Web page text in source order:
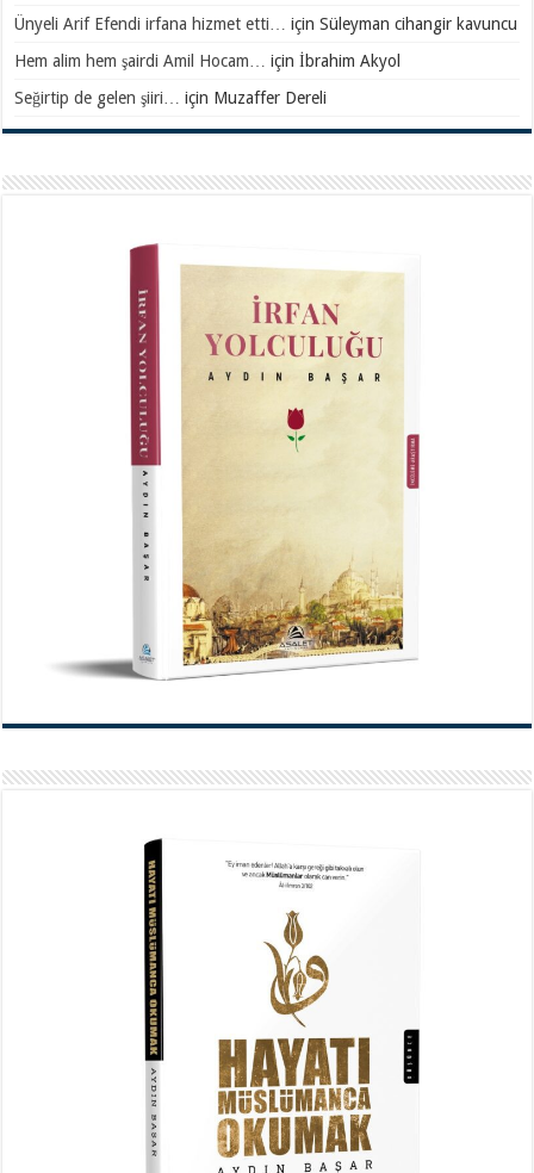
Ünyeli Arif Efendi irfana hizmet etti…
içinSüleyman cihangir kavuncu
Hem alim hem şairdi Amil Hocam…
içinİbrahim Akyol
Seğirtip de gelen şiiri…
için Muzaffer Dereli